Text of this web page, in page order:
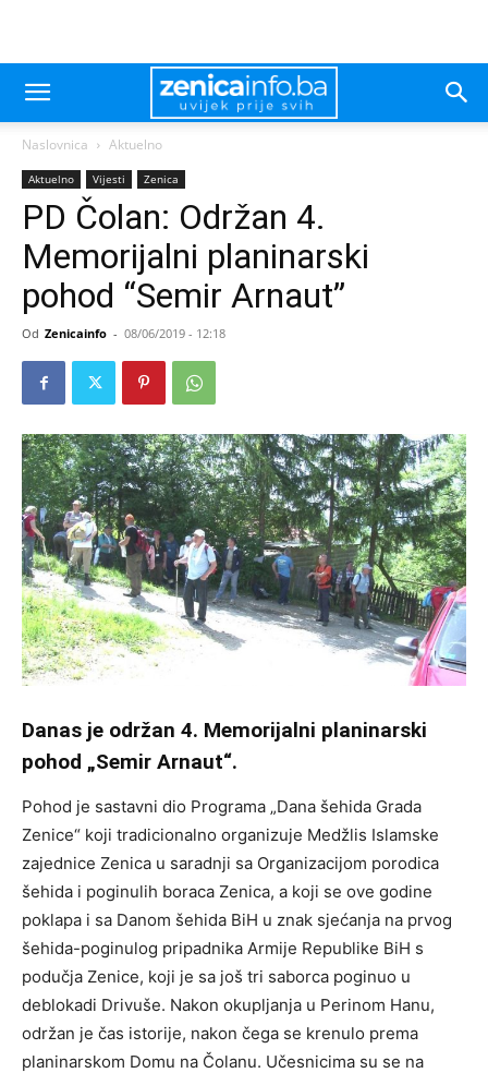
Naslovnica Aktuelno
Aktuelno Vijesti Zenica
PD Čolan: Održan 4.
Memorijalni planinarski
pohod “Semir Arnaut”
Od Zenicainfo - 08/06/2019 - 12:18
Danas je održan 4. Memorijalni planinarski
pohod „Semir Arnaut“.
Pohod je sastavni dio Programa „Dana šehida Grada
Zenice“ koji tradicionalno organizuje Medžlis Islamske
zajednice Zenica u saradnji sa Organizacijom porodica
šehida i poginulih boraca Zenica, a koji se ove godine
poklapa i sa Danom šehida BiH u znak sjećanja na prvog
šehida-poginulog pripadnika Armije Republike BiH s
podučja Zenice, koji je sa još tri saborca poginuo u
deblokadi Drivuše. Nakon okupljanja u Perinom Hanu,
održan je čas istorije, nakon čega se krenulo prema
planinarskom Domu na Čolanu. Učesnicima su se na